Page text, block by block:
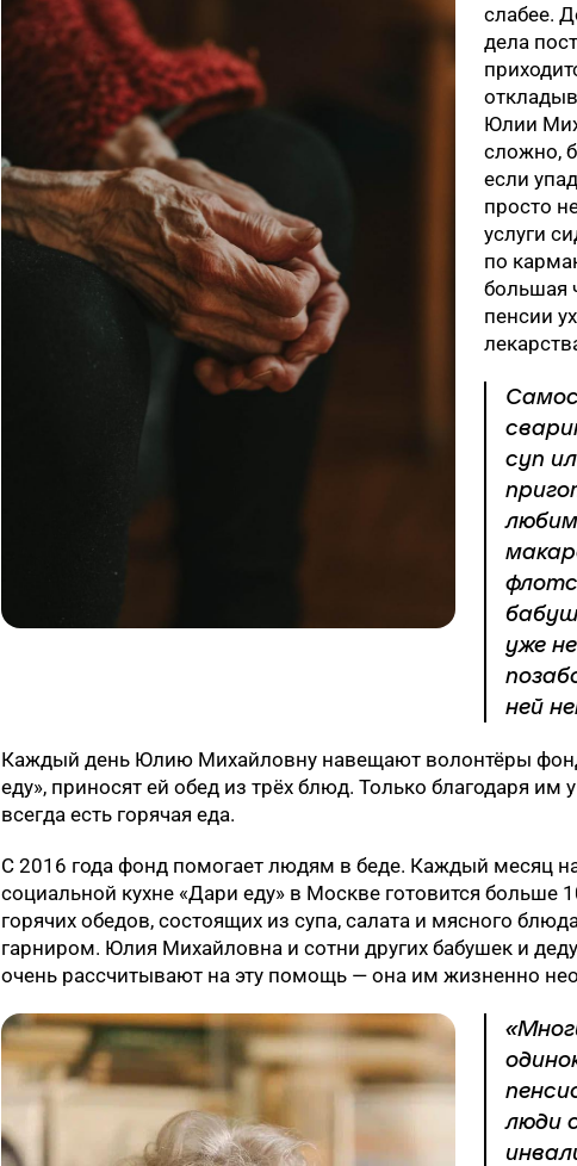
слабее.
дела
Юлии
сложно,
если
просто
услуги
по
большая
пенсии
суп
уже
ней
Каждый день Юлию Михайловну навещают волонтёры
еду», приносят ей обед из трёх блюд. Только благодаря им
всегда есть горячая еда.
С 2016 года фонд помогает людям в беде. Каждый месяц
социальной кухне «Дари еду» в Москве готовится больше
горячих обедов, состоящих из супа, салата и мясного
гарниром. Юлия Михайловна и сотни других бабушек и
очень рассчитывают на эту помощь — она им жизненно
люди